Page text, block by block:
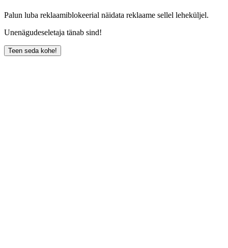
Palun luba reklaamiblokeerial näidata reklaame sellel leheküljel.
Unenägudeseletaja tänab sind!
Teen seda kohe!